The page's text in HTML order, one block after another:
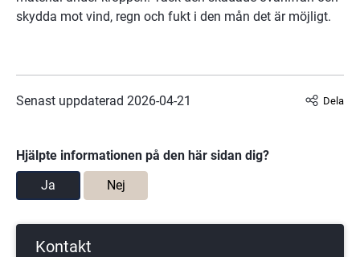
skydda mot vind, regn och fukt i den mån det är möjligt.
Senast uppdaterad 2026-04-21 Dela
Hjälpte informationen på den här sidan dig?
Ja
Nej
Kontakt